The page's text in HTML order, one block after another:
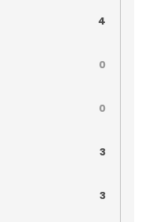
4
0
0
3
3